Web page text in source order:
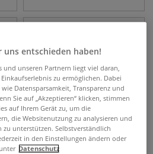
uns entschieden haben!
und unseren Partnern liegt viel daran,
zu ermöglichen. Dabei
Datensparsamkeit, Transparenz und
Sie auf „Akzeptieren“ klicken, stimmen
auf Ihrem Gerät zu, um die
die Websitenutzung zu analysieren und
unterstützen. Selbstverständlich
in den Einstellungen ändern oder
Datenschutz